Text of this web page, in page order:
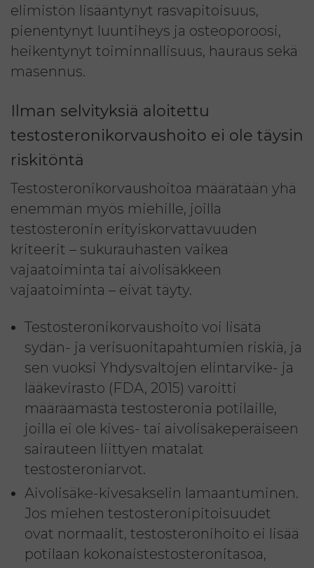
elimistön lisääntynyt rasvapitoisuus,
pienentynyt luuntiheys ja osteoporoosi,
heikentynyt toiminnallisuus, hauraus sekä
masennus.
Ilman selvityksiä aloitettu
testosteronikorvaushoito ei ole täysin
riskitöntä
Testosteronikorvaushoitoa määrätään yhä
enemmän myös miehille, joilla
testosteronin erityiskorvattavuuden
kriteerit – sukurauhasten vaikea
vajaatoiminta tai aivolisäkkeen
vajaatoiminta – eivät täyty.
Testosteronikorvaushoito voi lisätä
sydän- ja verisuonitapahtumien riskiä, ja
sen vuoksi Yhdysvaltojen elintarvike- ja
lääkevirasto (FDA, 2015) varoitti
määräämästä testosteronia potilaille,
joilla ei ole kives- tai aivolisäkeperäiseen
sairauteen liittyen matalat
testosteroniarvot.
Aivolisäke-kivesakselin lamaantuminen.
Jos miehen testosteronipitoisuudet
ovat normaalit, testosteronihoito ei lisää
potilaan kokonaistestosteronitasoa,